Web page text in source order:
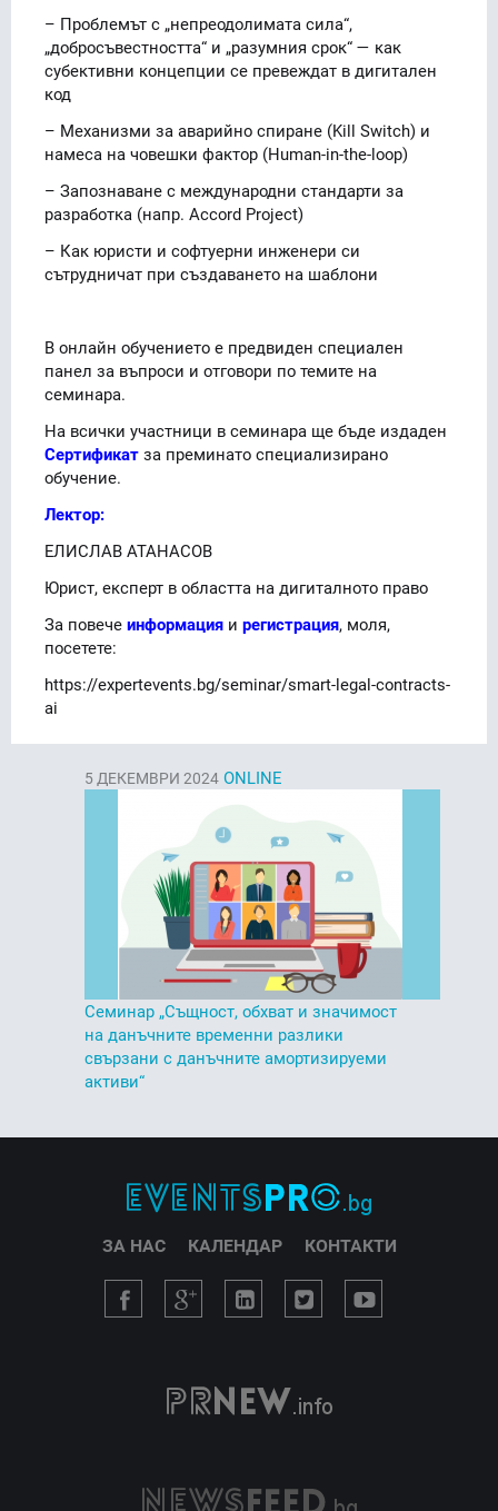
– Проблемът с „непреодолимата сила“,
„добросъвестността“ и „разумния срок“ — как
субективни концепции се превеждат в дигитален
код
– Механизми за аварийно спиране (Kill Switch) и
намеса на човешки фактор (Human-in-the-loop)
– Запознаване с международни стандарти за
разработка (напр. Accord Project)
– Как юристи и софтуерни инженери си
сътрудничат при създаването на шаблони
В онлайн обучението е предвиден специален
панел за въпроси и отговори по темите на
семинара.
На всички участници в семинара ще бъде издаден
Сертификат за преминато специализирано
обучение.
Лектор:
ЕЛИСЛАВ АТАНАСОВ
Юрист, експерт в областта на дигиталното право
За повече информация и регистрация, моля,
посетете:
https://expertevents.bg/seminar/smart-legal-contracts-
ai
5 ДЕКЕМВРИ 2024 ONLINE
Семинар „Същност, обхват и значимост
на данъчните временни разлики
свързани с данъчните амортизируеми
активи“
ЗА НАС КАЛЕНДАР КОНТАКТИ